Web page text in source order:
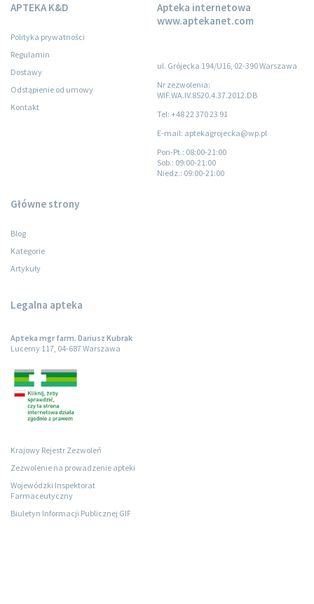
APTEKA K&D
Polityka prywatności
Regulamin
Dostawy
Odstąpienie od umowy
Kontakt
Apteka internetowa
www.aptekanet.com
ul. Grójecka 194/U16, 02-390 Warszawa
Nr zezwolenia:
WIF.WA.IV.8520.4.37.2012.DB
Tel: +48 22 370 23 91
E-mail: aptekagrojecka@wp.pl
Pon-Pt.: 08:00-21:00
Sob.: 09:00-21:00
Niedz.: 09:00-21:00
Główne strony
Blog
Kategorie
Artykuły
Legalna apteka
Apteka mgr farm. Dariusz Kubrak
Lucerny 117, 04-687 Warszawa
Krajowy Rejestr Zezwoleń
Zezwolenie na prowadzenie apteki
Wojewódzki Inspektorat
Farmaceutyczny
Biuletyn Informacji Publicznej GIF